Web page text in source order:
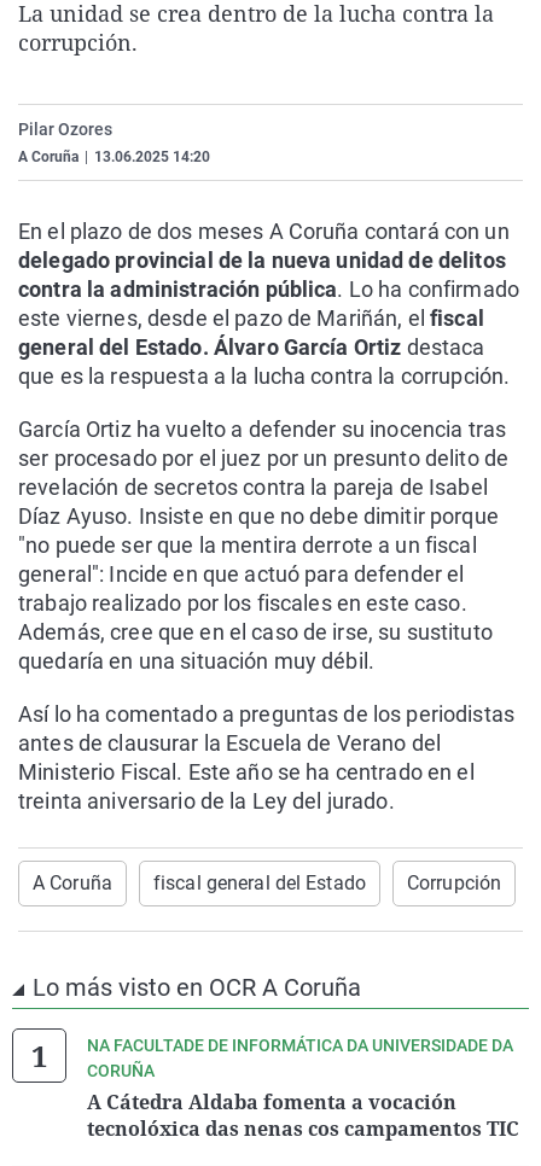
La rosa de los vientos
Como el perro y el
Caso
Equipo de
Extremadura
La Rioja
País Vasco
Virales
Elecciones
La unidad se crea dentro de la lucha contra la
corrupción.
Pilar Ozores
A Coruña 13.06.2025 14:20
En el plazo de dos meses A Coruña contará con un
delegado provincial de la nueva unidad de delitos
contra la administración pública. Lo ha confirmado
este viernes, desde el pazo de Mariñán, elfiscal
general del Estado. Álvaro García Ortiz destaca
que es la respuesta a la lucha contra la corrupción.
García Ortiz ha vuelto a defender su inocencia tras
ser procesado por el juez por un presunto delito de
revelación de secretos contra la pareja de Isabel
Díaz Ayuso. Insiste en que no debe dimitir porque
"no puede ser que la mentira derrote a un fiscal
general": Incide en que actuó para defender el
trabajo realizado por los fiscales en este caso.
Además, cree que en el caso de irse, su sustituto
quedaría en una situación muy débil.
Así lo ha comentado a preguntas de los periodistas
antes de clausurar la Escuela de Verano del
Ministerio Fiscal. Este año se ha centrado en el
treinta aniversario de la Ley del jurado.
A Coruña fiscal general del Estado Corrupción
Lo más visto en OCR A Coruña
NA FACULTADE DE INFORMÁTICA DA UNIVERSIDADE DA
CORUÑA
A Cátedra Aldaba fomenta a vocación
tecnolóxica das nenas cos campamentos TIC